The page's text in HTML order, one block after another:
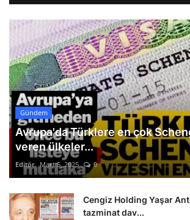
Gündem
Avrupa'da Türklere en çok
veren ülkeler...
Editör Mart 5, 2025 0
Cengiz Holding Yaşar
tazminat dav...